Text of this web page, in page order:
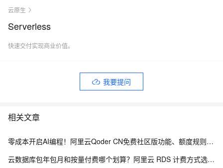
云原生
Serverless
快速交付实现商业价值。
我要提问
相关文章
零成本开启AI编程！阿里云Qoder CN免费社区版功能、额度规则全解析
云数据库包年包月和按量付费哪个划算？阿里云 RDS 计费方式选型全解析